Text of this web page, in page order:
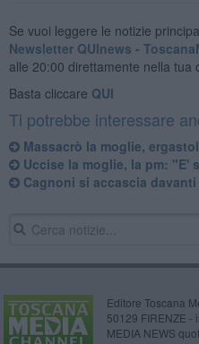
Se vuoi leggere le notizie
Newsletter QUInews -
alle 20:00 direttamente nella tua
Basta cliccare QUI
Ti potrebbe interessare
Massacrò la moglie,
Uccise la moglie, la pm: "E'
Cagnoni si accascia
Editore Toscana
50129 FIRENZE -
MEDIA NEWS